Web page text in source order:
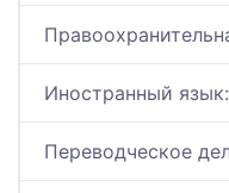
Иностранный
Переводческое